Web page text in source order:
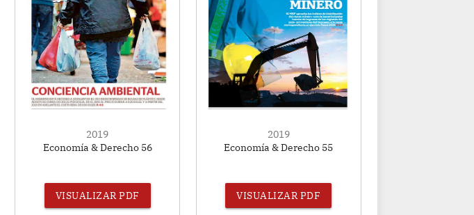
2019
Economía & Derecho 56
VISUALIZAR PDF
2019
Economía & Derecho 55
VISUALIZAR PDF